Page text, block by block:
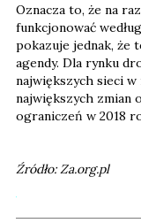
Oznacza to, że na
funkcjonować
pokazuje jednak, że
agendy. Dla rynku
największych sieci w
największych zmian
ograniczeń w 2018
Źródło: Za.org.pl